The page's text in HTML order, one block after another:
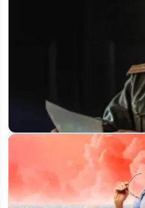
Художник 2 сезон - точная
о